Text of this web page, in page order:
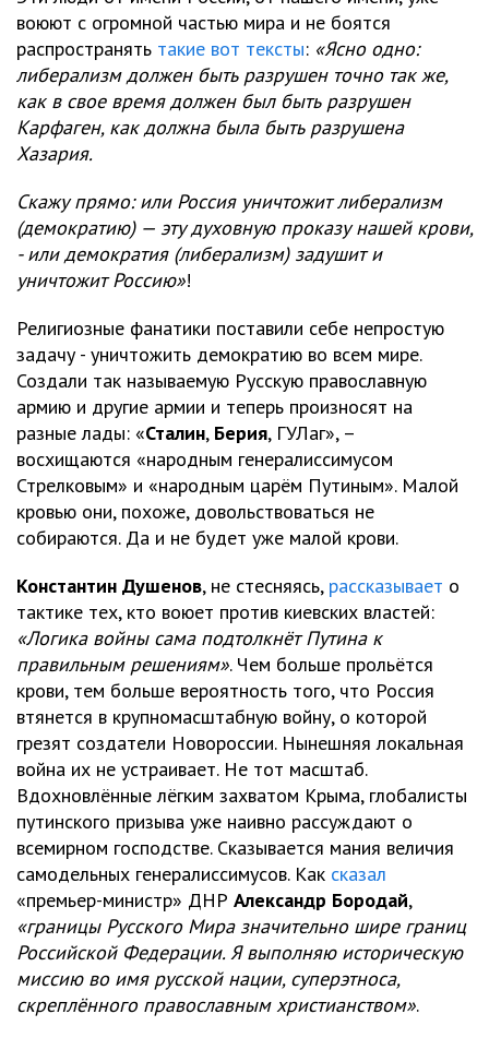
воюют с огромной частью мира и не боятся
распространять такие вот тексты: «Ясно одно:
либерализм должен быть разрушен точно так же,
как в свое время должен был быть разрушен
Карфаген, как должна была быть разрушена
Хазария.
Скажу прямо: или Россия уничтожит либерализм
(демократию) — эту духовную проказу нашей крови,
- или демократия (либерализм) задушит и
уничтожит Россию»!
Религиозные фанатики поставили себе непростую
задачу - уничтожить демократию во всем мире.
Создали так называемую Русскую православную
армию и другие армии и теперь произносят на
разные лады: «Сталин, Берия, ГУЛаг», –
восхищаются «народным генералиссимусом
Стрелковым» и «народным царём Путиным». Малой
кровью они, похоже, довольствоваться не
собираются. Да и не будет уже малой крови.
Константин Душенов, не стесняясь, рассказывает о
тактике тех, кто воюет против киевских властей:
«Логика войны сама подтолкнёт Путина к
правильным решениям». Чем больше прольётся
крови, тем больше вероятность того, что Россия
втянется в крупномасштабную войну, о которой
грезят создатели Новороссии. Нынешняя локальная
война их не устраивает. Не тот масштаб.
Вдохновлённые лёгким захватом Крыма, глобалисты
путинского призыва уже наивно рассуждают о
всемирном господстве. Сказывается мания величия
самодельных генералиссимусов. Как сказал
«премьер-министр» ДНР Александр Бородай,
«границы Русского Мира значительно шире границ
Российской Федерации. Я выполняю историческую
миссию во имя русской нации, суперэтноса,
скреплённого православным христианством».